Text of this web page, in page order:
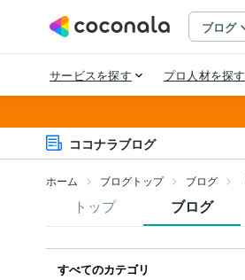
ココナラブログ
ホーム ブログトップ ブログ
トップ ブログ
すべてのカテゴリ